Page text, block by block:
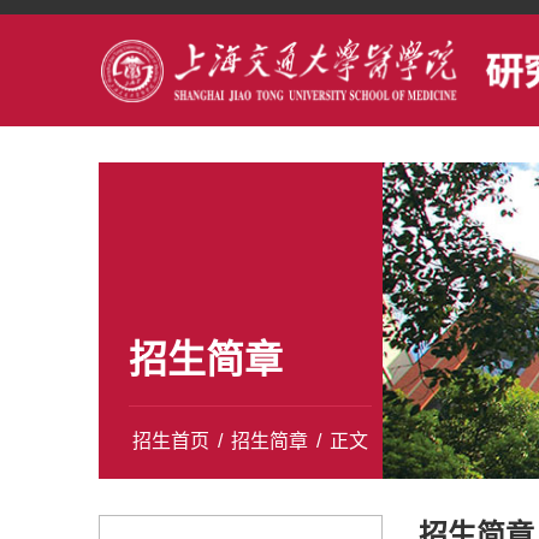
招生简章
招生首页 / 招生简章 / 正文